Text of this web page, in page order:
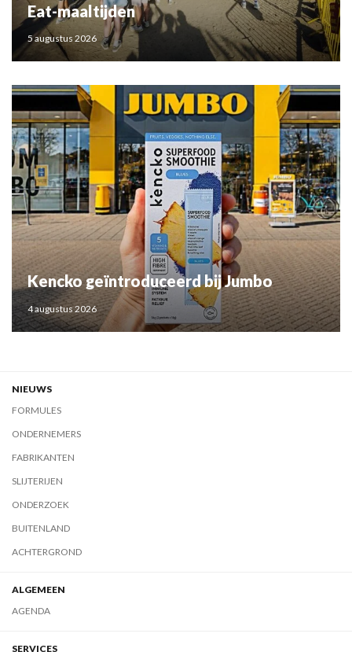
Eat-maaltijden
5 augustus 2026
Kencko geïntroduceerd bij Jumbo
4 augustus 2026
NIEUWS
FORMULES
ONDERNEMERS
FABRIKANTEN
SLIJTERIJEN
ONDERZOEK
BUITENLAND
ACHTERGROND
ALGEMEEN
AGENDA
SERVICES